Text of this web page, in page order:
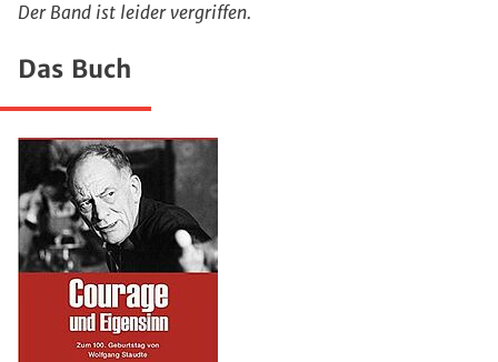
Der Band ist leider vergriffen.
Das Buch